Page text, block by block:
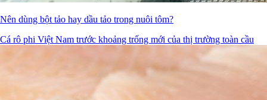
Nên dùng bột tảo hay dầu tảo trong nuôi tôm?
Cá rô phi Việt Nam trước khoảng trống mới của thị trường toàn cầu